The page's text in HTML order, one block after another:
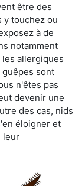
être des
y touchez ou
à de
notamment
allergiques
guêpes sont
n'êtes pas
devenir une
des cas, nids
éloigner et
leur